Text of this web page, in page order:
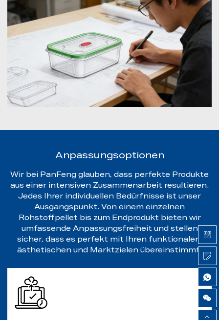
Anpassungsoptionen
Wir bei PanFeng glauben, dass perfekte Produkte
aus einer intensiven Zusammenarbeit resultieren.
Jedes Ihrer individuellen Bedürfnisse ist unser
Ausgangspunkt. Von einem einzelnen
Rohstoffpellet bis zum Endprodukt bieten wir
umfassende Anpassungsfreiheit und stellen
sicher, dass es perfekt mit Ihren funktionalen,
ästhetischen und Marktzielen übereinstimmt.